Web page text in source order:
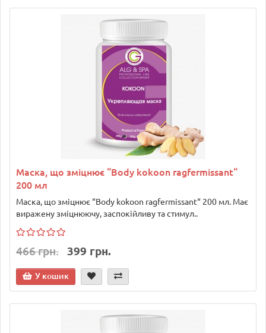
Маска, що зміцнює “Body kokoon ragfermissant“
200 мл
Маска, що зміцнює “Body kokoon ragfermissant“ 200 мл. Має
виражену зміцнюючу, заспокійливу та стимул..
466 грн. 399 грн.
У кошик